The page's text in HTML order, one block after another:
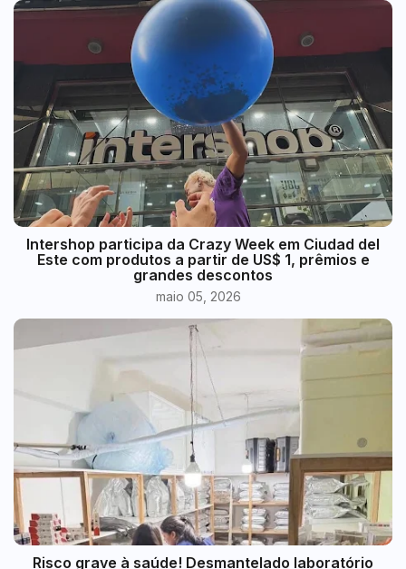
Intershop participa da Crazy Week em Ciudad del
Este com produtos a partir de US$ 1, prêmios e
grandes descontos
maio 05, 2026
Risco grave à saúde! Desmantelado laboratório